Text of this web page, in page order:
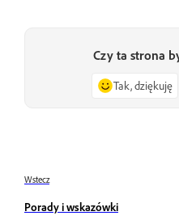
Czy ta strona
Tak, dziękuję
Wstecz
Porady i wskazówki